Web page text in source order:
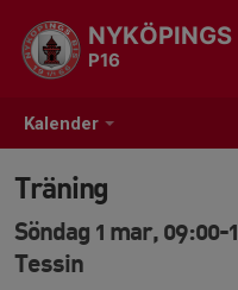
Kalender
P16
Träning
Söndag 1 mar, 09:00-
Tessin